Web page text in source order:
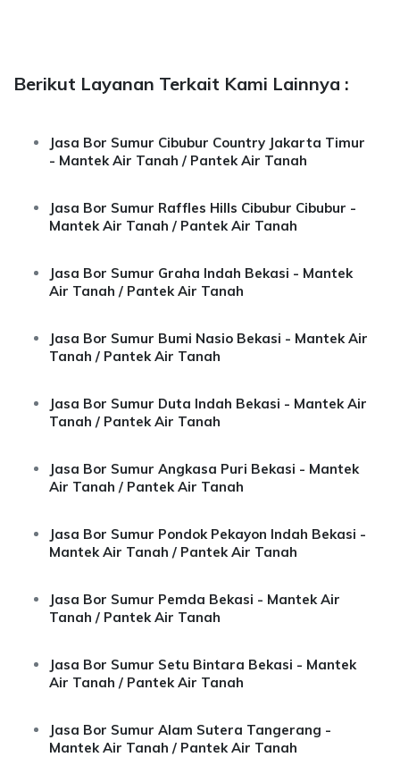
Berikut Layanan Terkait Kami Lainnya :
Jasa Bor Sumur Cibubur Country Jakarta Timur
- Mantek Air Tanah / Pantek Air Tanah
Jasa Bor Sumur Raffles Hills Cibubur Cibubur -
Mantek Air Tanah / Pantek Air Tanah
Jasa Bor Sumur Graha Indah Bekasi - Mantek
Air Tanah / Pantek Air Tanah
Jasa Bor Sumur Bumi Nasio Bekasi - Mantek Air
Tanah / Pantek Air Tanah
Jasa Bor Sumur Duta Indah Bekasi - Mantek Air
Tanah / Pantek Air Tanah
Jasa Bor Sumur Angkasa Puri Bekasi - Mantek
Air Tanah / Pantek Air Tanah
Jasa Bor Sumur Pondok Pekayon Indah Bekasi -
Mantek Air Tanah / Pantek Air Tanah
Jasa Bor Sumur Pemda Bekasi - Mantek Air
Tanah / Pantek Air Tanah
Jasa Bor Sumur Setu Bintara Bekasi - Mantek
Air Tanah / Pantek Air Tanah
Jasa Bor Sumur Alam Sutera Tangerang -
Mantek Air Tanah / Pantek Air Tanah